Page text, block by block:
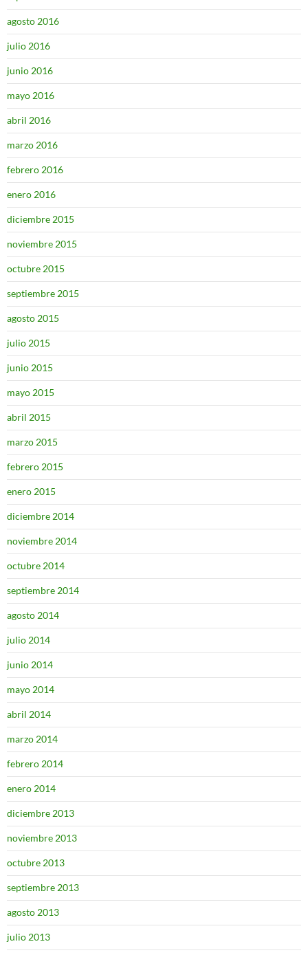
agosto 2016
julio 2016
junio 2016
mayo 2016
abril 2016
marzo 2016
febrero 2016
enero 2016
diciembre 2015
noviembre 2015
octubre 2015
septiembre 2015
agosto 2015
julio 2015
junio 2015
mayo 2015
abril 2015
marzo 2015
febrero 2015
enero 2015
diciembre 2014
noviembre 2014
octubre 2014
septiembre 2014
agosto 2014
julio 2014
junio 2014
mayo 2014
abril 2014
marzo 2014
febrero 2014
enero 2014
diciembre 2013
noviembre 2013
octubre 2013
septiembre 2013
agosto 2013
julio 2013